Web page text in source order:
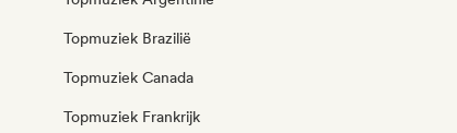
Topmuziek Brazilië
Topmuziek Canada
Topmuziek Frankrijk